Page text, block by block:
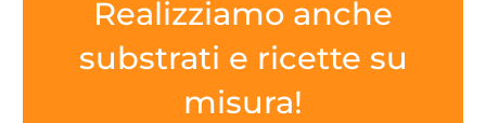
Realizziamo anche
substrati e ricette su
misura!